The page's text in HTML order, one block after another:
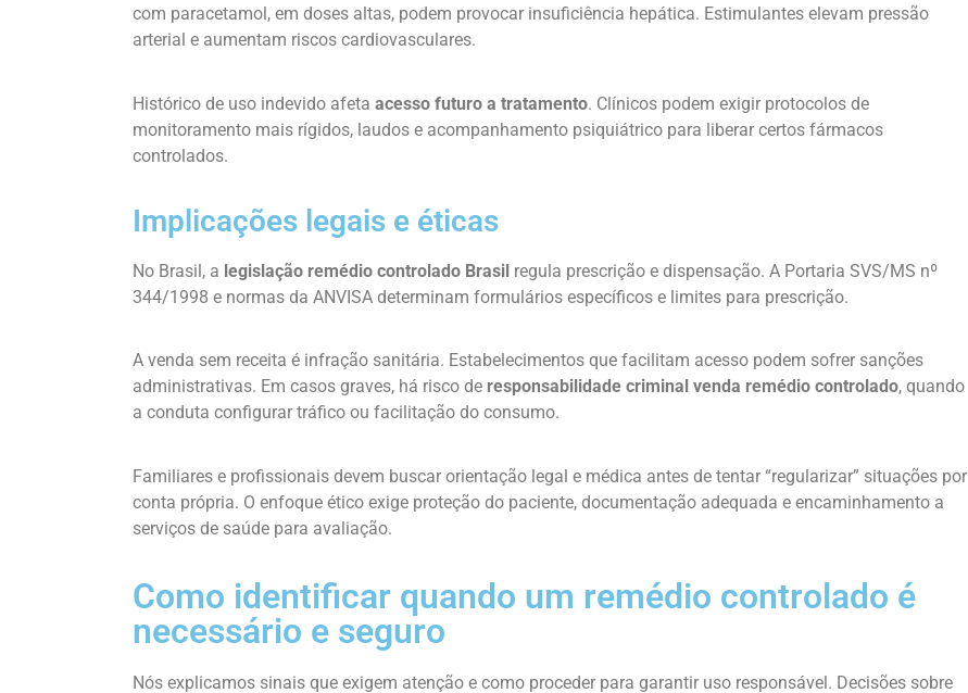
com paracetamol, em doses altas, podem provocar insuficiência hepática. Estimulantes elevam pressão
arterial e aumentam riscos cardiovasculares.
Histórico de uso indevido afeta acesso futuro a tratamento. Clínicos podem exigir protocolos de
monitoramento mais rígidos, laudos e acompanhamento psiquiátrico para liberar certos fármacos
controlados.
Implicações legais e éticas
No Brasil, a legislação remédio controlado Brasil regula prescrição e dispensação. A Portaria SVS/MS nº
344/1998 e normas da ANVISA determinam formulários específicos e limites para prescrição.
A venda sem receita é infração sanitária. Estabelecimentos que facilitam acesso podem sofrer sanções
administrativas. Em casos graves, há risco de responsabilidade criminal venda remédio controlado, quando
a conduta configurar tráfico ou facilitação do consumo.
Familiares e profissionais devem buscar orientação legal e médica antes de tentar “regularizar” situações por
conta própria. O enfoque ético exige proteção do paciente, documentação adequada e encaminhamento a
serviços de saúde para avaliação.
Como identificar quando um remédio controlado é
necessário e seguro
Nós explicamos sinais que exigem atenção e como proceder para garantir uso responsável. Decisões sobre